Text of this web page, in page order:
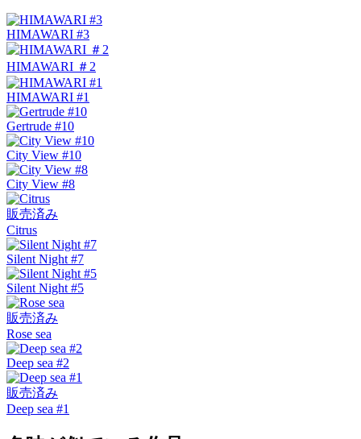
HIMAWARI #3
HIMAWARI ＃2
HIMAWARI #1
Gertrude #10
City View #10
City View #8
販売済み
Citrus
Silent Night #7
Silent Night #5
販売済み
Rose sea
Deep sea #2
販売済み
Deep sea #1